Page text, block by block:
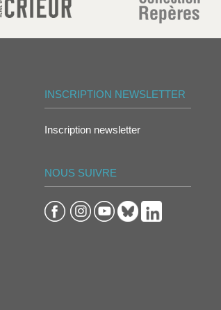
INSCRIPTION NEWSLETTER
Inscription newsletter
NOUS SUIVRE